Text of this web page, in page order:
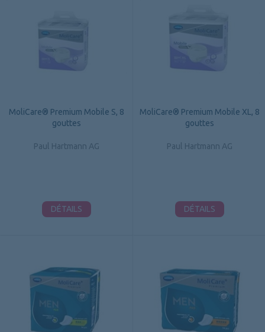
MoliCare® Premium Mobile S, 8
gouttes
Paul Hartmann AG
DÉTAILS
MoliCare® Premium Mobile XL, 8
gouttes
Paul Hartmann AG
DÉTAILS